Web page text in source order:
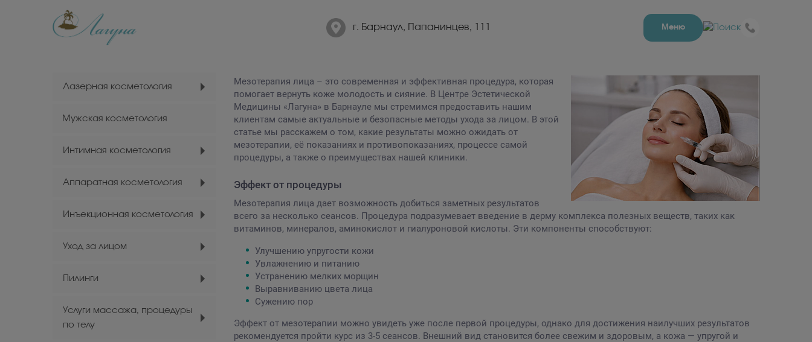
г. Барнаул, Папанинцев, 111 Меню
Мезотерапия лица – это современная и эффективная процедура, которая
помогает вернуть коже молодость и сияние. В Центре Эстетической
Медицины «Лагуна» в Барнауле мы стремимся предоставить нашим
клиентам самые актуальные и безопасные методы ухода за лицом. В этой
статье мы расскажем о том, какие результаты можно ожидать от
мезотерапии, её показаниях и противопоказаниях, процессе самой
процедуры, а также о преимуществах нашей клиники.
Эффект от процедуры
Мезотерапия лица дает возможность добиться заметных результатов
всего за несколько сеансов. Процедура подразумевает введение в дерму комплекса полезных веществ, таких как
витаминов, минералов, аминокислот и гиалуроновой кислоты. Эти компоненты способствуют:
Улучшению упругости кожи
Увлажнению и питанию
Устранению мелких морщин
Выравниванию цвета лица
Сужению пор
Эффект от мезотерапии можно увидеть уже после первой процедуры, однако для достижения наилучших результатов
рекомендуется пройти курс из 3-5 сеансов. Внешний вид становится более свежим и здоровым, а кожа — упругой и
Лазерная косметология
Мужская косметология
Интимная косметология
Аппаратная косметология
Инъекционная косметология
Уход за лицом
Пилинги
Услуги массажа, процедуры
по телу